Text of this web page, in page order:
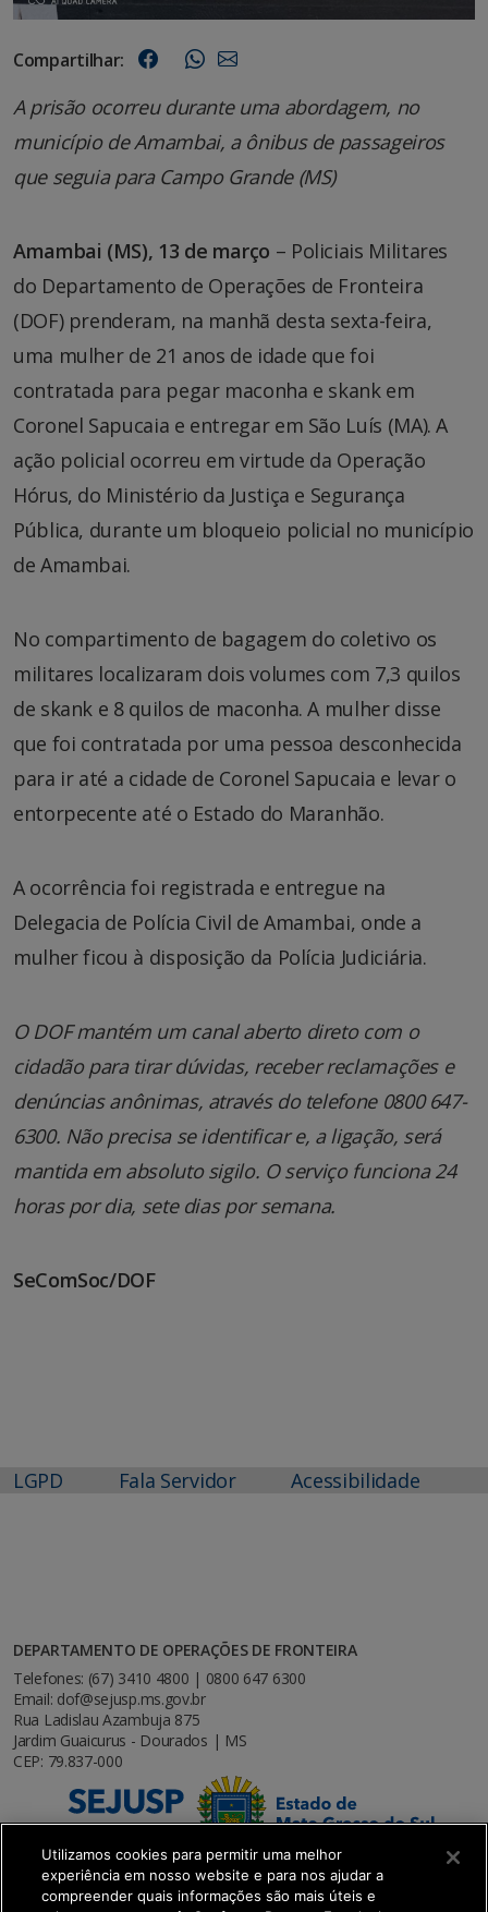
Compartilhar:
A prisão ocorreu durante uma abordagem, no
município de Amambai, a ônibus de passageiros
que seguia para Campo Grande (MS)
Amambai (MS), 13 de março – Policiais Militares
do Departamento de Operações de Fronteira
(DOF) prenderam, na manhã desta sexta-feira,
uma mulher de 21 anos de idade que foi
contratada para pegar maconha e skank em
Coronel Sapucaia e entregar em São Luís (MA). A
ação policial ocorreu em virtude da Operação
Hórus, do Ministério da Justiça e Segurança
Pública, durante um bloqueio policial no município
de Amambai.
No compartimento de bagagem do coletivo os
militares localizaram dois volumes com 7,3 quilos
de skank e 8 quilos de maconha. A mulher disse
que foi contratada por uma pessoa desconhecida
para ir até a cidade de Coronel Sapucaia e levar o
entorpecente até o Estado do Maranhão.
A ocorrência foi registrada e entregue na
Delegacia de Polícia Civil de Amambai, onde a
mulher ficou à disposição da Polícia Judiciária.
O DOF mantém um canal aberto direto com o
cidadão para tirar dúvidas, receber reclamações e
denúncias anônimas, através do telefone 0800 647-
6300. Não precisa se identificar e, a ligação, será
mantida em absoluto sigilo. O serviço funciona 24
horas por dia, sete dias por semana.
SeComSoc/DOF
LGPD Fala Servidor Acessibilidade
DEPARTAMENTO DE OPERAÇÕES DE FRONTEIRA
Telefones: (67) 3410 4800 | 0800 647 6300
Email: dof@sejusp.ms.gov.br
Rua Ladislau Azambuja 875
Jardim Guaicurus - Dourados | MS
CEP: 79.837-000
Utilizamos cookies para permitir uma melhor
experiência em nosso website e para nos ajudar a
compreender quais informações são mais úteis e